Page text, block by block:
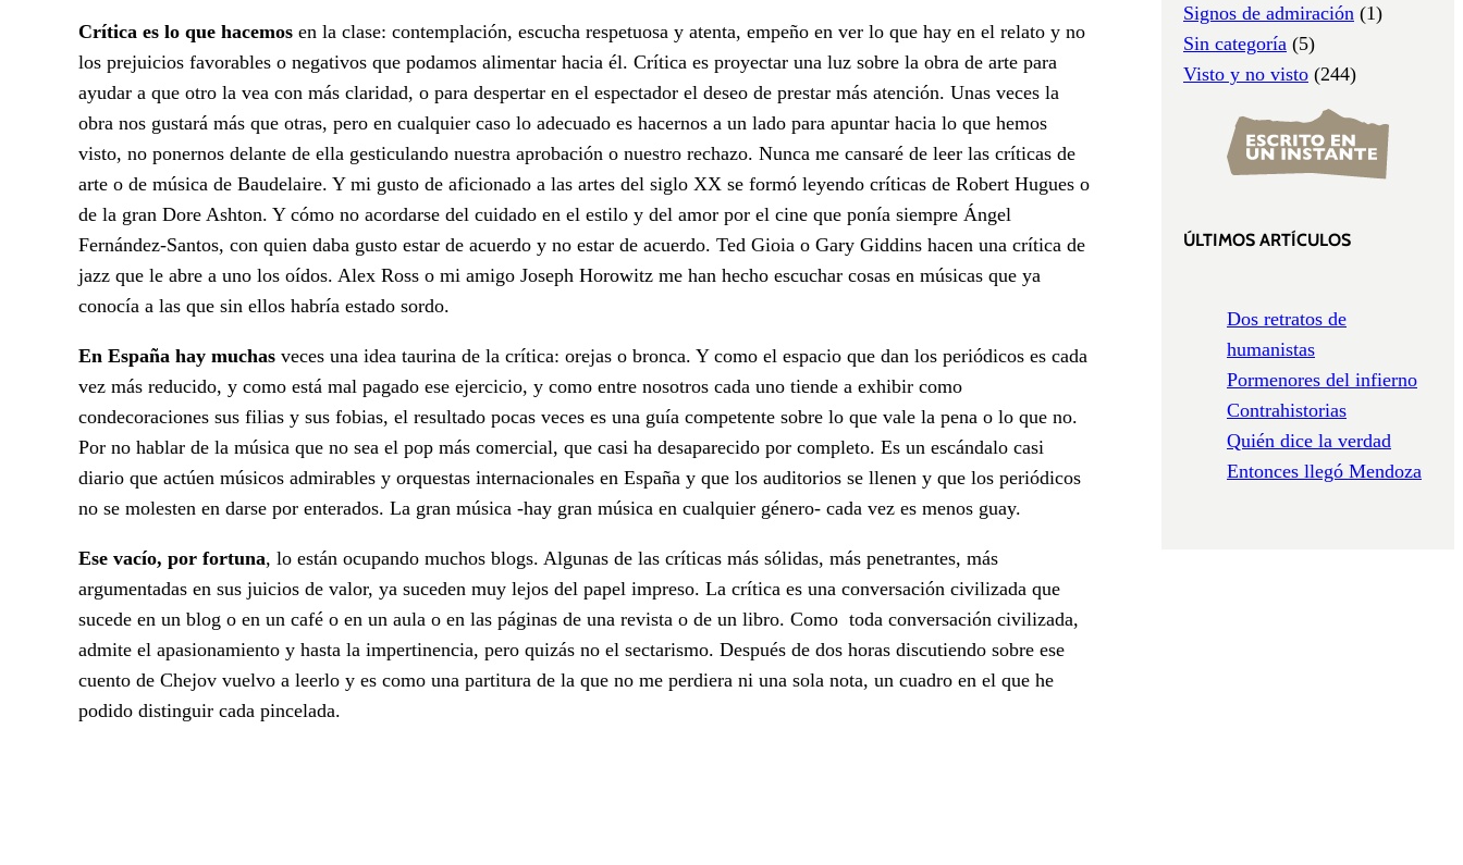
Crítica es lo que hacemos en la clase: contemplación, escucha respetuosa y atenta, empeño en ver lo que hay en el relato y no
los prejuicios favorables o negativos que podamos alimentar hacia él. Crítica es proyectar una luz sobre la obra de arte para
ayudar a que otro la vea con más claridad, o para despertar en el espectador el deseo de prestar más atención. Unas veces la
obra nos gustará más que otras, pero en cualquier caso lo adecuado es hacernos a un lado para apuntar hacia lo que hemos
visto, no ponernos delante de ella gesticulando nuestra aprobación o nuestro rechazo. Nunca me cansaré de leer las críticas de
arte o de música de Baudelaire. Y mi gusto de aficionado a las artes del siglo XX se formó leyendo críticas de Robert Hugues o
de la gran Dore Ashton. Y cómo no acordarse del cuidado en el estilo y del amor por el cine que ponía siempre Ángel
Fernández-Santos, con quien daba gusto estar de acuerdo y no estar de acuerdo. Ted Gioia o Gary Giddins hacen una crítica de
jazz que le abre a uno los oídos. Alex Ross o mi amigo Joseph Horowitz me han hecho escuchar cosas en músicas que ya
conocía a las que sin ellos habría estado sordo.
En España hay muchas veces una idea taurina de la crítica: orejas o bronca. Y como el espacio que dan los periódicos es cada
vez más reducido, y como está mal pagado ese ejercicio, y como entre nosotros cada uno tiende a exhibir como
condecoraciones sus filias y sus fobias, el resultado pocas veces es una guía competente sobre lo que vale la pena o lo que no.
Por no hablar de la música que no sea el pop más comercial, que casi ha desaparecido por completo. Es un escándalo casi
diario que actúen músicos admirables y orquestas internacionales en España y que los auditorios se llenen y que los periódicos
no se molesten en darse por enterados. La gran música -hay gran música en cualquier género- cada vez es menos guay.
Ese vacío, por fortuna, lo están ocupando muchos blogs. Algunas de las críticas más sólidas, más penetrantes, más
argumentadas en sus juicios de valor, ya suceden muy lejos del papel impreso. La crítica es una conversación civilizada que
sucede en un blog o en un café o en un aula o en las páginas de una revista o de un libro. Como toda conversación civilizada,
admite el apasionamiento y hasta la impertinencia, pero quizás no el sectarismo. Después de dos horas discutiendo sobre ese
cuento de Chejov vuelvo a leerlo y es como una partitura de la que no me perdiera ni una sola nota, un cuadro en el que he
podido distinguir cada pincelada.
Signos de admiración (1)
Sin categoría (5)
Visto y no visto (244)
ÚLTIMOS ARTÍCULOS
Dos retratos de
humanistas
Pormenores del infierno
Contrahistorias
Quién dice la verdad
Entonces llegó Mendoza